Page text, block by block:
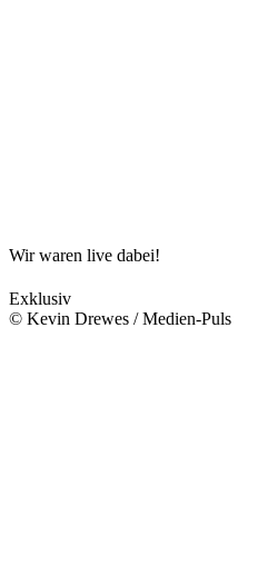
Wir waren live dabei!
Exklusiv
© Kevin Drewes / Medien-Puls